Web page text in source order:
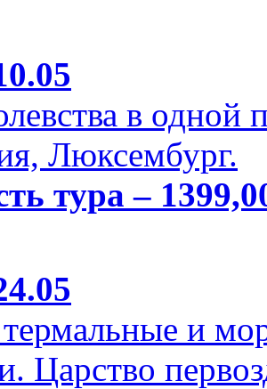
в одной
Люксембург.
тура –
и
Царство